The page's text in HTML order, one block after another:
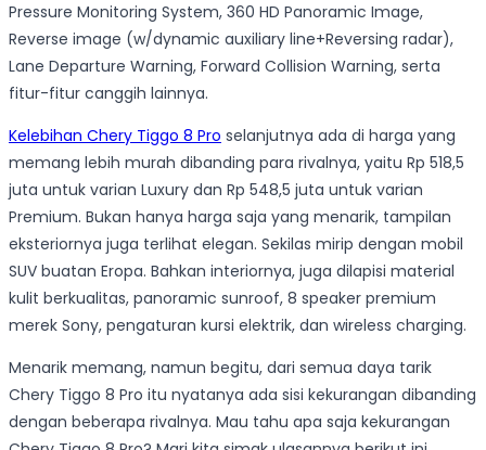
Pressure Monitoring System, 360 HD Panoramic Image,
Reverse image (w/dynamic auxiliary line+Reversing radar),
Lane Departure Warning, Forward Collision Warning, serta
fitur-fitur canggih lainnya.
Kelebihan Chery Tiggo 8 Pro selanjutnya ada di harga yang
memang lebih murah dibanding para rivalnya, yaitu Rp 518,5
juta untuk varian Luxury dan Rp 548,5 juta untuk varian
Premium. Bukan hanya harga saja yang menarik, tampilan
eksteriornya juga terlihat elegan. Sekilas mirip dengan mobil
SUV buatan Eropa. Bahkan interiornya, juga dilapisi material
kulit berkualitas, panoramic sunroof, 8 speaker premium
merek Sony, pengaturan kursi elektrik, dan wireless charging.
Menarik memang, namun begitu, dari semua daya tarik
Chery Tiggo 8 Pro itu nyatanya ada sisi kekurangan dibanding
dengan beberapa rivalnya. Mau tahu apa saja kekurangan